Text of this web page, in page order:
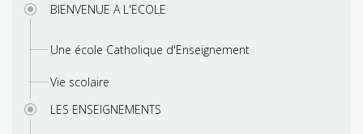
BIENVENUE A L'ECOLE
Une école Catholique d'Enseignement
Vie scolaire
LES ENSEIGNEMENTS